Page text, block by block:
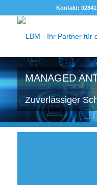
Kontakt: 02841
MANAGED
Zuverlässiger